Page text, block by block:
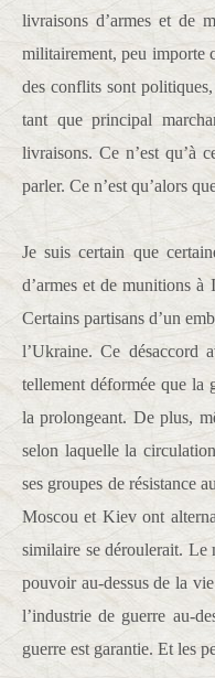
livraisons d’armes et de
militairement, peu importe
des conflits sont
tant que principal
livraisons. Ce n’est qu’à
parler. Ce n’est qu’alors
Je suis certain que
d’armes et de munitions à
Certains partisans d’un
l’Ukraine. Ce désaccord
tellement déformée que la
la prolongeant. De plus,
selon laquelle la
ses groupes de résistance
Moscou et Kiev ont
similaire se déroulerait. Le
pouvoir au-dessus de la
l’industrie de guerre au-
guerre est garantie. Et les